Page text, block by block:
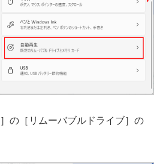
の［リムーバブルドライブ］の